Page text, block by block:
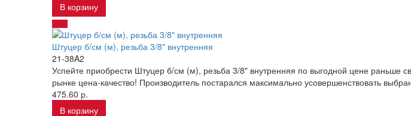
В корзину
Штуцер б/см (м), резьба 3/8" внутренняя
21-38A2
Успейте приобрести Штуцер б/см (м), резьба 3/8" внутренняя по выгодной цене раньше
рынке цена-качество! Производитель постарался максимально усовершенствовать
475.60 р.
В корзину